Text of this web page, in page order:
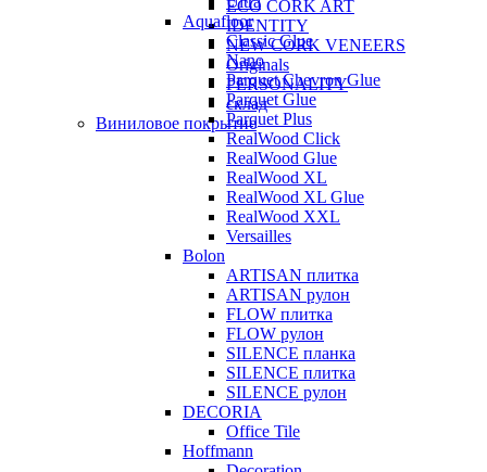
ECO CORK ART
IDENTITY
NEW CORK VENEERS
Originals
PERSONALITY
склад
Виниловое покрытие
Aquafloor
Classic Glue
Nano
Parquet Chevron Glue
Parquet Glue
Parquet Plus
RealWood Click
RealWood Glue
RealWood XL
RealWood XL Glue
RealWood XXL
Versailles
Bolon
ARTISAN плитка
ARTISAN рулон
FLOW плитка
FLOW рулон
SILENCE планка
SILENCE плитка
SILENCE рулон
DECORIA
Office Tile
Hoffmann